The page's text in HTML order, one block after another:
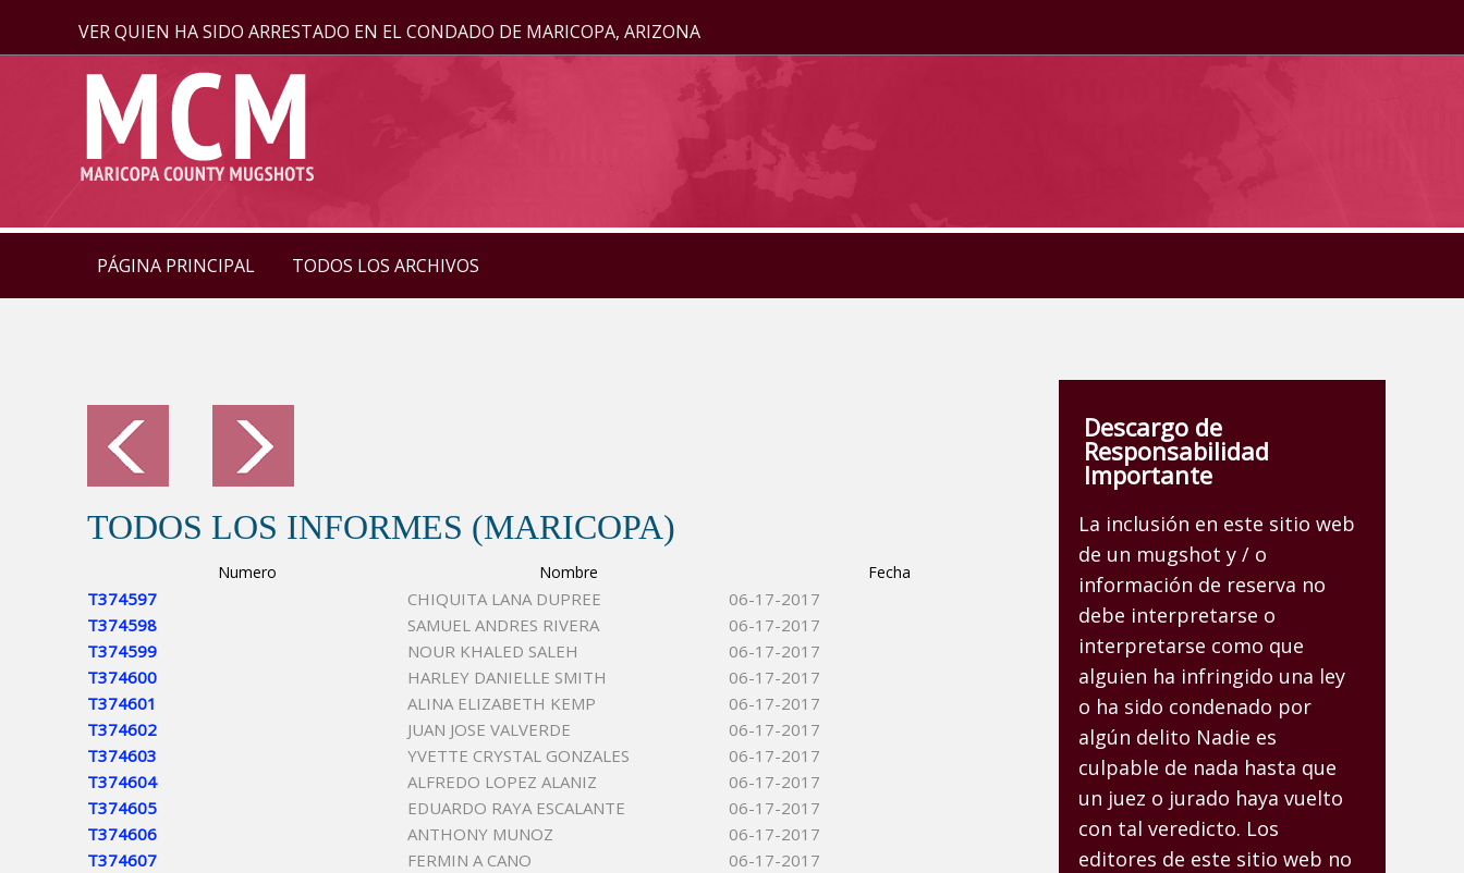
VER QUIEN HA SIDO ARRESTADO EN EL CONDADO DE MARICOPA, ARIZONA
PÁGINA PRINCIPAL TODOS LOS ARCHIVOS
TODOS LOS INFORMES (MARICOPA)
Numero Nombre Fecha
T374597 CHIQUITA LANA DUPREE
06-17-2017
T374598
SAMUEL ANDRES RIVERA
06-17-2017
T374599
NOUR KHALED SALEH
06-17-2017
T374600
HARLEY DANIELLE SMITH
06-17-2017
T374601
ALINA ELIZABETH KEMP
06-17-2017
T374602
JUAN JOSE VALVERDE
06-17-2017
T374603
YVETTE CRYSTAL GONZALES
06-17-2017
T374604
ALFREDO LOPEZ ALANIZ
06-17-2017
T374605
EDUARDO RAYA ESCALANTE
06-17-2017
T374606
ANTHONY MUNOZ
06-17-2017
T374607
FERMIN A CANO
06-17-2017
Descargo de
Responsabilidad
Importante
La inclusión en este sitio web
de un mugshot y / o
información de reserva no
debe interpretarse o
interpretarse como que
alguien ha infringido una ley
o ha sido condenado por
algún delito Nadie es
culpable de nada hasta que
un juez o jurado haya vuelto
con tal veredicto. Los
editores de este sitio web no